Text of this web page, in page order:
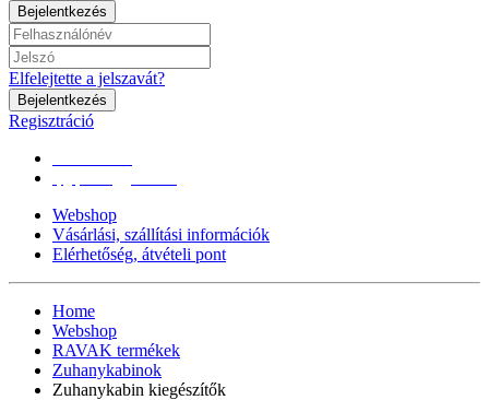
Bejelentkezés
Elfelejtette a jelszavát?
Bejelentkezés
Regisztráció
Webshop
Vásárlási, szállítási információk
Elérhetőség, átvételi pont
Home
Webshop
RAVAK termékek
Zuhanykabinok
Zuhanykabin kiegészítők